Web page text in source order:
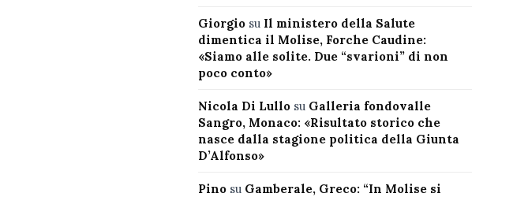
Giorgiosu Il ministero della Salute
dimentica il Molise, Forche Caudine:
«Siamo alle solite. Due “svarioni” di non
poco conto»
Nicola Di Lullosu Galleria fondovalle
Sangro, Monaco: «Risultato storico che
nasce dalla stagione politica della Giunta
D’Alfonso»
Pinosu Gamberale, Greco: “In Molise si